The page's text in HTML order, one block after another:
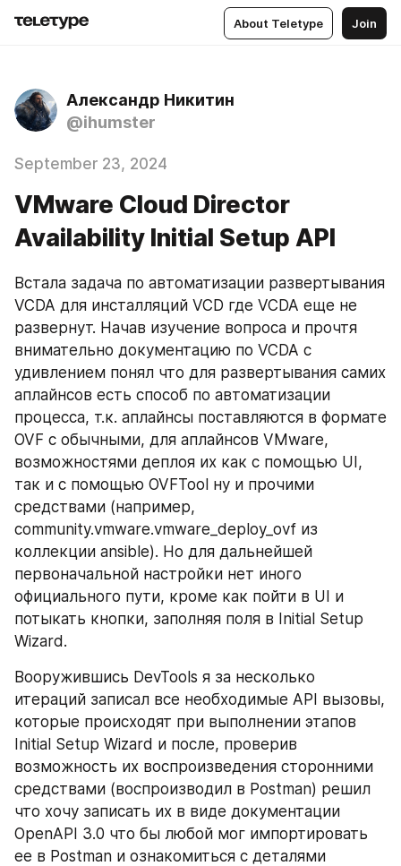
About Teletype Join
Александр Никитин
@ihumster
September 23, 2024
VMware Cloud Director
Availability Initial Setup API
Встала задача по автоматизации развертывания
VCDA для инсталляций VCD где VCDA еще не
развернут. Начав изучение вопроса и прочтя
внимательно документацию по VCDA с
удивлением понял что для развертывания самих
аплайнсов есть способ по автоматизации
процесса, т.к. аплайнсы поставляются в формате
OVF с обычными, для аплайнсов VMware,
возможностями деплоя их как с помощью UI,
так и с помощью OVFTool ну и прочими
средствами (например,
community.vmware.vmware_deploy_ovf из
коллекции ansible). Но для дальнейшей
первоначальной настройки нет иного
официального пути, кроме как пойти в UI и
потыкать кнопки, заполняя поля в Initial Setup
Wizard.
Вооружившись DevTools я за несколько
итераций записал все необходимые API вызовы,
которые происходят при выполнении этапов
Initial Setup Wizard и после, проверив
возможность их воспроизведения сторонними
средствами (воспроизводил в Postman) решил
что хочу записать их в виде документации
OpenAPI 3.0 что бы любой мог импортировать
ее в Postman и ознакомиться с деталями